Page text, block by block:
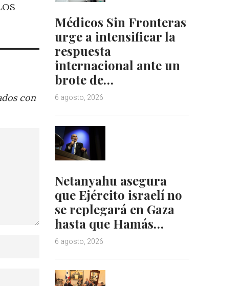
con
Médicos Sin Fronteras
urge a intensificar la
respuesta
internacional ante un
brote de…
6 agosto, 2026
Netanyahu asegura
que Ejército israelí no
se replegará en Gaza
hasta que Hamás…
6 agosto, 2026